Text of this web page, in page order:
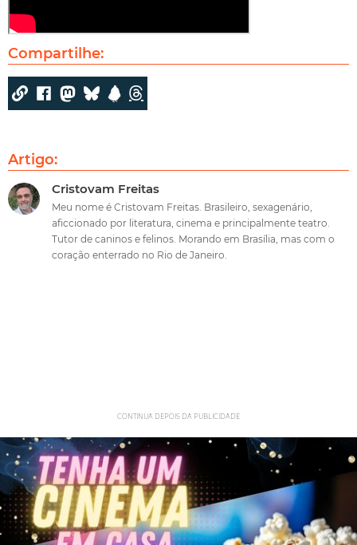
Compartilhe:
Artigo:
Cristovam Freitas
Meu nome é Cristovam Freitas. Brasileiro, sexagenário,
aficcionado por literatura, cinema e principalmente teatro.
Tutor de caninos e felinos. Morando em Brasília, mas com o
coração enterrado no Rio de Janeiro.
CONTINUA DEPOIS DA PUBLICIDADE